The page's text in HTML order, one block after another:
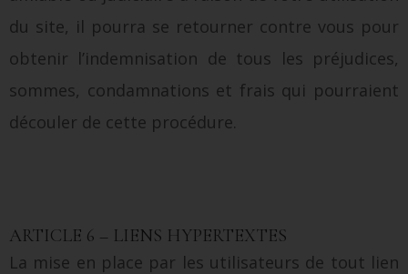
du site, il pourra se retourner contre vous pour
obtenir l’indemnisation de tous les préjudices,
sommes, condamnations et frais qui pourraient
découler de cette procédure.
ARTICLE 6 – LIENS HYPERTEXTES
La mise en place par les utilisateurs de tout lien